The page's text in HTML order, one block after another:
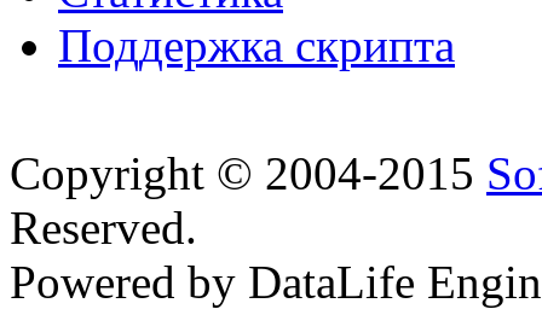
Поддержка скрипта
Copyright © 2004-2015
Reserved.
Powered by DataLife